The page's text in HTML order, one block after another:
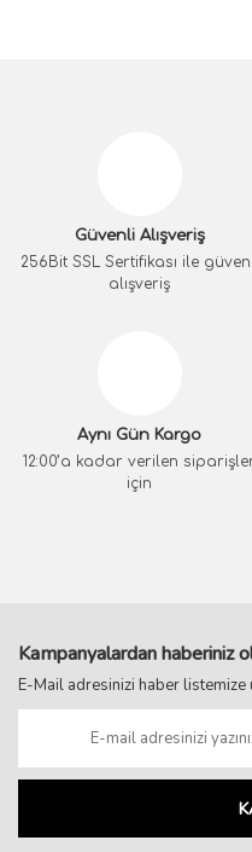
Güvenli Alışveriş
256Bit SSL Sertifikası ile
alışveriş
Aynı Gün Kargo
12:00’a kadar verilen
için
Kampanyalardan haberiniz
E-Mail adresinizi haber listemize